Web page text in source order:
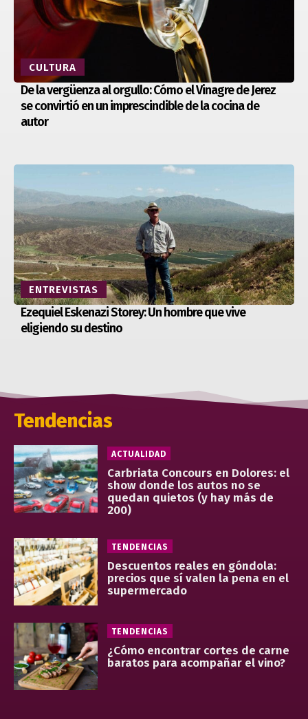
CULTURA
De la vergüenza al orgullo: Cómo el Vinagre de Jerez
se convirtió en un imprescindible de la cocina de
autor
ENTREVISTAS
Ezequiel Eskenazi Storey: Un hombre que vive
eligiendo su destino
Tendencias
ACTUALIDAD
Carbriata Concours en Dolores: el
show donde los autos no se
quedan quietos (y hay más de
200)
TENDENCIAS
Descuentos reales en góndola:
precios que sí valen la pena en el
supermercado
TENDENCIAS
¿Cómo encontrar cortes de carne
baratos para acompañar el vino?